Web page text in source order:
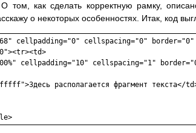
О том, как сделать корректную рамку,
о некоторых особенностях. Итак, код
cellpadding="0" cellspacing="0" border="0"
cellpadding="10" cellspacing="1"
располагается фрагмент текста</